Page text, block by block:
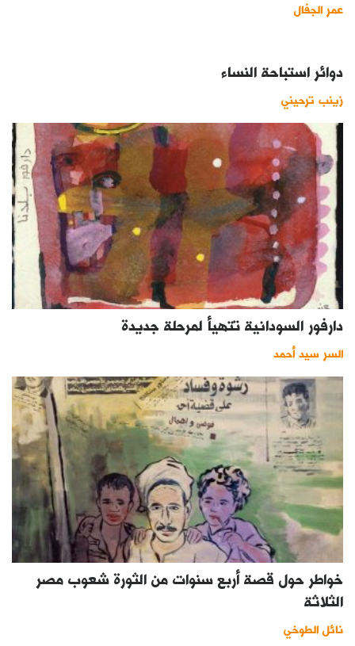
عمر الجفال
دوائر استباحة النساء
زينب ترحيني
دارفور السودانية تتهيأ لمرحلة جديدة
السر سيد أحمد
خواطر حول قصة أربع سنوات من الثورة شعوب مصر
الثلاثة
نائل الطوخي